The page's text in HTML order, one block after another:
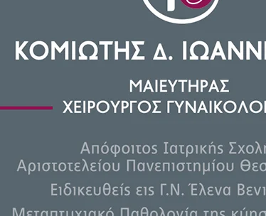
συχνά αντιμετωπίζεται σαν
να αγνοούμε τυχόν
φυσικά. Ωστόσο, οι
90 ημέρες, έχουν πιθανότατα
ποιοι είναι πραγματικά — αλλά
Και αυτό το μοτίβο θα
που θα εμφανιστεί αργότερα